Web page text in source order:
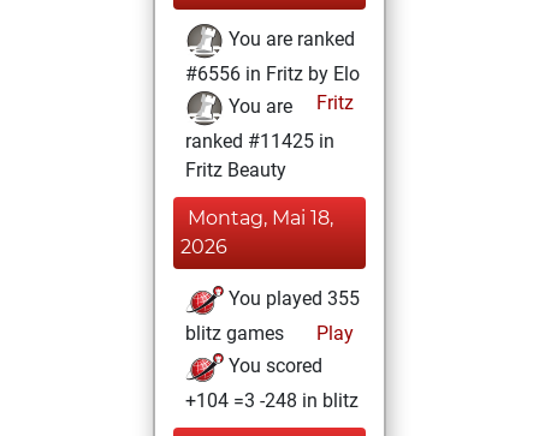
You are ranked
#6556 in Fritz by Elo
Fritz
You are
ranked #11425 in
Fritz Beauty
Montag, Mai 18,
2026
You played 355
blitz games
Play
You scored
+104 =3 -248 in blitz